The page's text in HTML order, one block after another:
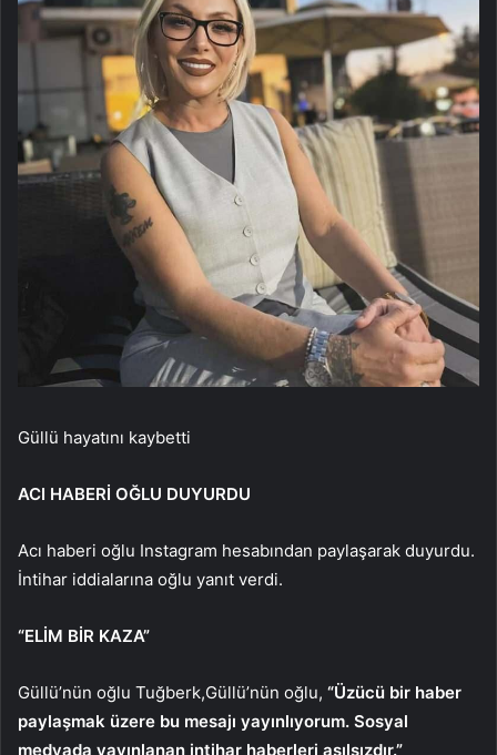
Güllü hayatını kaybetti
ACI HABERİ OĞLU DUYURDU
Acı haberi oğlu Instagram hesabından paylaşarak duyurdu.
İntihar iddialarına oğlu yanıt verdi.
“ELİM BİR KAZA”
Güllü’nün oğlu Tuğberk,Güllü’nün oğlu, “Üzücü bir haber
paylaşmak üzere bu mesajı yayınlıyorum. Sosyal
medyada yayınlanan intihar haberleri asılsızdır.”